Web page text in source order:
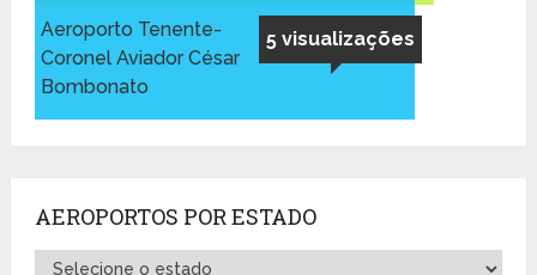
5 visualizações
Aeroporto Tenente-
Coronel Aviador César
Bombonato
AEROPORTOS POR ESTADO
Aeroportos